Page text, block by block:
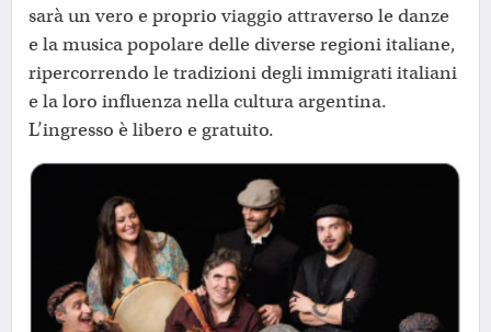
sarà un vero e proprio viaggio attraverso le danze
e la musica popolare delle diverse regioni italiane,
ripercorrendo le tradizioni degli immigrati italiani
e la loro influenza nella cultura argentina.
L’ingresso è libero e gratuito.